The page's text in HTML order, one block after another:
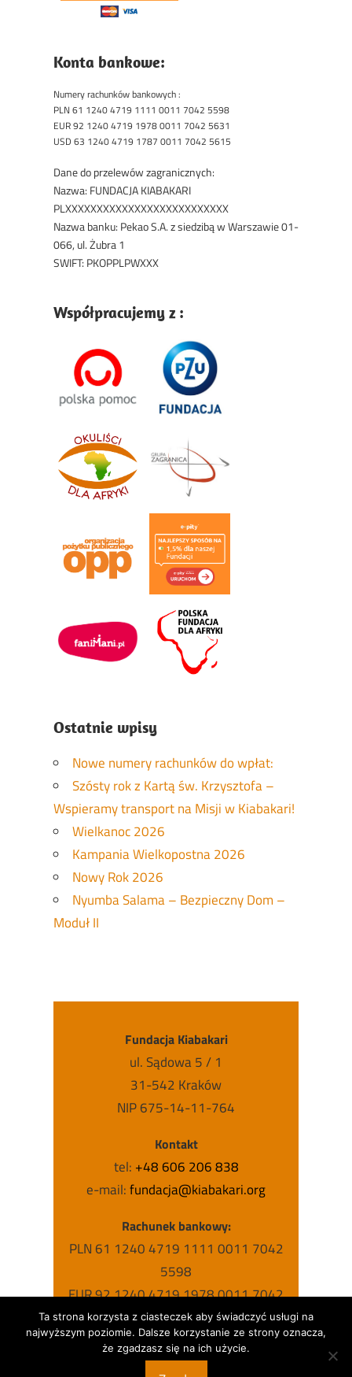
Konta bankowe:
Numery rachunków bankowych :
PLN 61 1240 4719 1111 0011 7042 5598
EUR 92 1240 4719 1978 0011 7042 5631
USD 63 1240 4719 1787 0011 7042 5615
Dane do przelewów zagranicznych:
Nazwa: FUNDACJA KIABAKARI
PLXXXXXXXXXXXXXXXXXXXXXXXXXX
Nazwa banku: Pekao S.A. z siedzibą w Warszawie 01-
066, ul. Żubra 1
SWIFT: PKOPPLPWXXX
Współpracujemy z :
Ostatnie wpisy
Nowe numery rachunków do wpłat:
Szósty rok z Kartą św. Krzysztofa –
Wspieramy transport na Misji w Kiabakari!
Wielkanoc 2026
Kampania Wielkopostna 2026
Nowy Rok 2026
Nyumba Salama – Bezpieczny Dom –
Moduł II
Fundacja Kiabakari
ul. Sądowa 5 / 1
31-542 Kraków
NIP 675-14-11-764
Kontakt
tel: +48 606 206 838
e-mail:fundacja@kiabakari.org
Rachunek bankowy:
PLN 61 1240 4719 1111 0011 7042
5598
EUR 92 1240 4719 1978 0011 7042
5631
USD 63 1240 4719 1787 0011 7042
5615
Ta strona korzysta z ciasteczek aby świadczyć usługi na
najwyższym poziomie. Dalsze korzystanie ze strony oznacza,
że zgadzasz się na ich użycie.